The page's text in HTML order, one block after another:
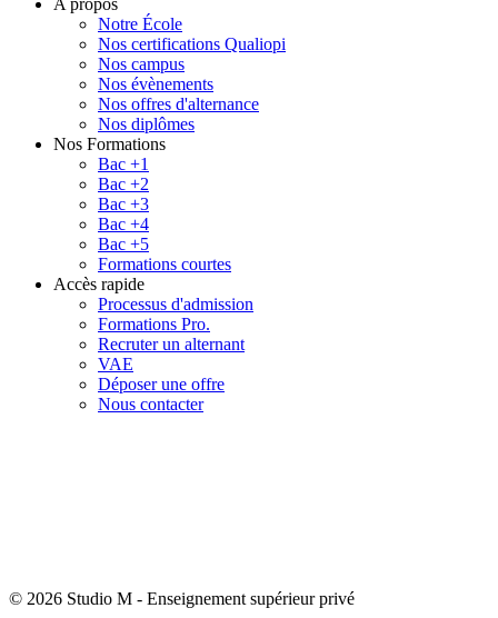
A propos
Notre École
Nos certifications Qualiopi
Nos campus
Nos évènements
Nos offres d'alternance
Nos diplômes
Nos Formations
Bac +1
Bac +2
Bac +3
Bac +4
Bac +5
Formations courtes
Accès rapide
Processus d'admission
Formations Pro.
Recruter un alternant
VAE
Déposer une offre
Nous contacter
© 2026 Studio M - Enseignement supérieur privé